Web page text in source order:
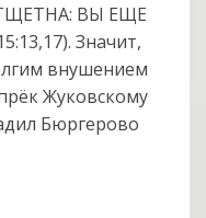
ВЫ ЕЩЕ
Значит,
внушением
Жуковскому
Бюргерово